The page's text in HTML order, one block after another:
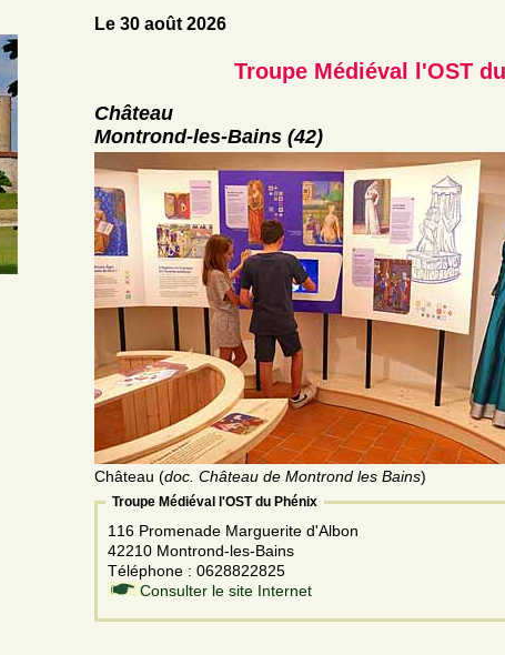
Le 30 août 2026
Troupe Médiéval l'OST
Château
Montrond-les-Bains (42)
Château (doc. Château de Montrond les Bains)
Troupe Médiéval l'OST du Phénix
116 Promenade Marguerite d'Albon
42210 Montrond-les-Bains
Téléphone : 0628822825
Consulter le site Internet